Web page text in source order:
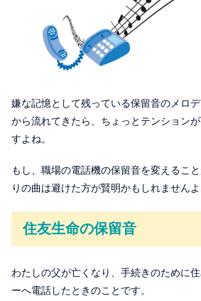
嫌な記憶として残っている保留音のメロ
から流れてきたら、ちょっとテンション
すよね。
もし、職場の電話機の保留音を変えるこ
りの曲は避けた方が賢明かもしれませんよ
住友生命の保留音
わたしの父が亡くなり、手続きのために
ーへ電話したときのことです。